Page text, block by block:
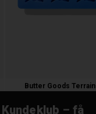
Butter Goods
– få